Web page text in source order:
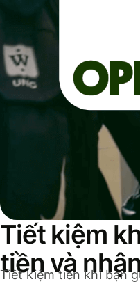
Tiết kiệm
tiền và
Tiết kiệm tiền khi bạn